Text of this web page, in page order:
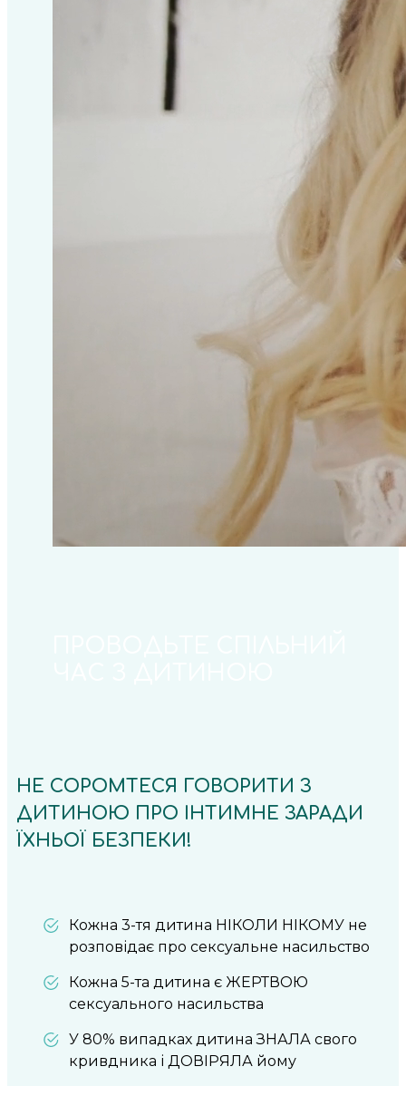
НЕ СОРОМТЕСЯ ГОВОРИТИ З
ДИТИНОЮ ПРО ІНТИМНЕ ЗАРАДИ
ЇХНЬОЇ БЕЗПЕКИ!
Кожна 3-тя дитина НІКОЛИ НІКОМУ не
розповідає про сексуальне насильство
Кожна 5-та дитина є ЖЕРТВОЮ
сексуального насильства
У 80% випадках дитина ЗНАЛА свого
кривдника і ДОВІРЯЛА йому